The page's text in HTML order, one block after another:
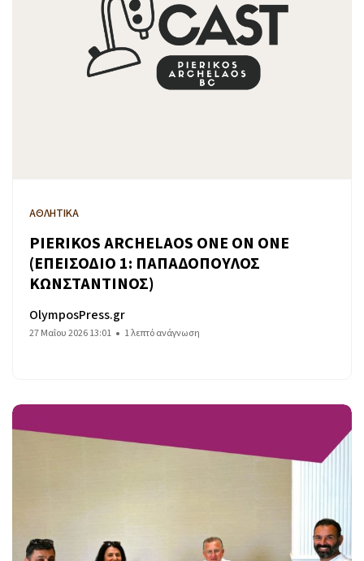
ΑΘΛΗΤΙΚΑ
PIERIKOS ARCHELAOS ONE ON ONE
(ΕΠΕΙΣΟΔΙΟ 1: ΠΑΠΑΔΟΠΟΥΛΟΣ
ΚΩΝΣΤΑΝΤΙΝΟΣ)
OlymposPress.gr
27 Μαΐου 2026 13:01 1 λεπτό ανάγνωση